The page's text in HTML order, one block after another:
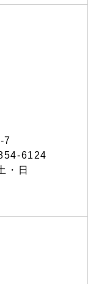
7
6124
・日